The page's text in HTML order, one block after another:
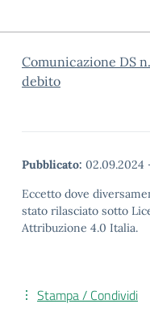
Comunicazione DS
debito
Pubblicato: 02.09.2024
Eccetto dove
stato rilasciato sotto
Attribuzione 4.0 Italia.
Stampa / Condividi